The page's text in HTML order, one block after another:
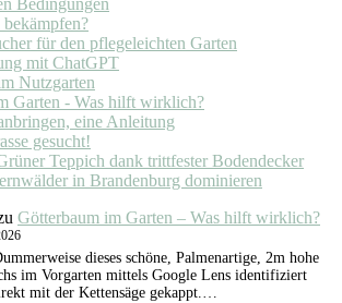
Bedingungen
für den pflegeleichten Garten
mit ChatGPT
Nutzgarten
Garten - Was hilft wirklich?
eine Anleitung
gesucht!
Teppich dank trittfester Bodendecker
in Brandenburg dominieren
Götterbaum im Garten – Was hilft wirklich?
dieses schöne, Palmenartige, 2m hohe
im Vorgarten mittels Google Lens identifiziert
mit der Kettensäge gekappt.…